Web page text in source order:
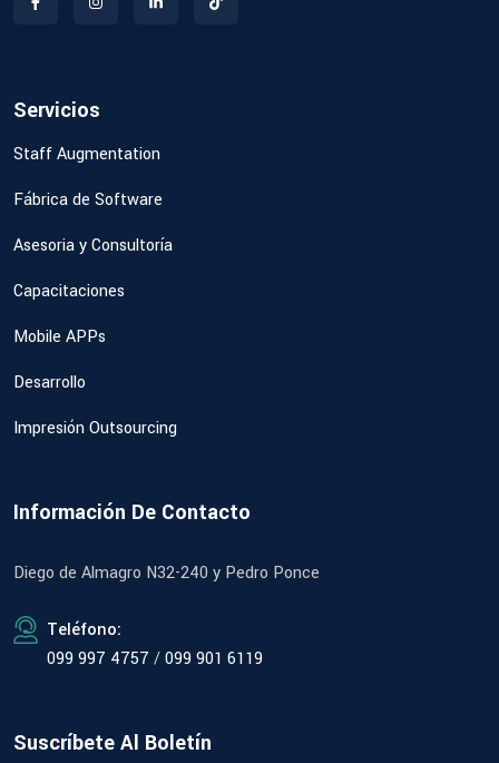
Servicios
Staff Augmentation
Fábrica de Software
Asesoria y Consultoría
Capacitaciones
Mobile APPs
Desarrollo
Impresión Outsourcing
Información De Contacto
Diego de Almagro N32-240 y Pedro Ponce
Teléfono:
099 997 4757 /099 901 6119
Suscríbete Al Boletín